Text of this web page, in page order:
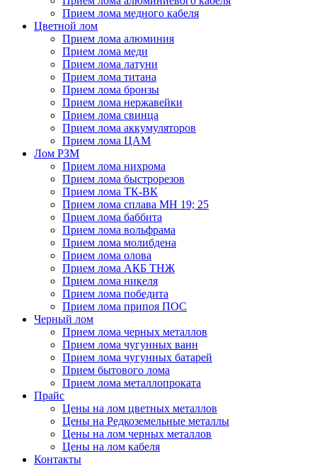
Прием лома медного кабеля
Цветной лом
Прием лома алюминия
Прием лома меди
Прием лома латуни
Прием лома титана
Прием лома бронзы
Прием лома нержавейки
Прием лома свинца
Прием лома аккумуляторов
Прием лома ЦАМ
Лом РЗМ
Прием лома нихрома
Прием лома быстрорезов
Прием лома ТК-ВК
Прием лома сплава МН 19; 25
Прием лома баббита
Прием лома вольфрама
Прием лома молибдена
Прием лома олова
Прием лома АКБ ТНЖ
Прием лома никеля
Прием лома победита
Прием лома припоя ПОС
Черный лом
Прием лома черных металлов
Прием лома чугунных ванн
Прием лома чугунных батарей
Прием бытового лома
Прием лома металлопроката
Прайс
Цены на лом цветных металлов
Цены на Редкоземельные металлы
Цены на лом черных металлов
Цены на лом кабеля
Контакты